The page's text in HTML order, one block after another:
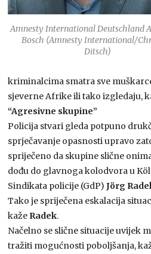
Amnesty International Deutschland
Bosch (Amnesty International/
Ditsch)
kriminalcima smatra sve
sjeverne Afrike ili tako izgledaju,
“Agresivne skupine”
Policija stvari gleda potpuno
sprječavanje opasnosti upravo
spriječeno da skupine slične
dođu do glavnoga kolodvora u
Sindikata policije (GdP)Jörg
Tako je spriječena eskalacija
kaže Radek.
Načelno se slične situacije uvijek
tražiti mogućnosti poboljšanja,